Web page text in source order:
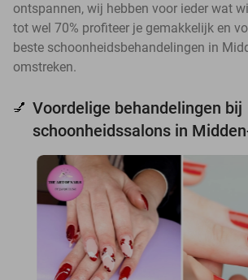
ontspannen, wij hebben voor ieder wat
tot wel 70% profiteer je gemakkelijk en
beste schoonheidsbehandelingen in
omstreken.
💅 Voordelige behandelingen bij
schoonheidssalons in